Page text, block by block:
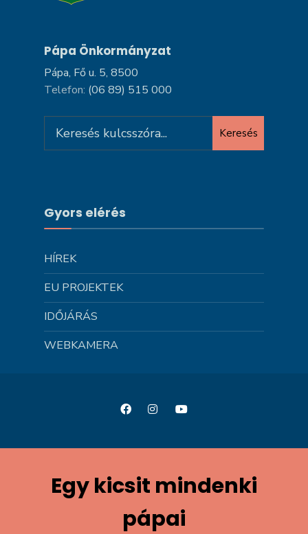
Pápa Önkormányzat
Pápa, Fő u. 5, 8500
Telefon: (06 89) 515 000
for:
Keresés
Gyors elérés
HÍREK
EU PROJEKTEK
IDŐJÁRÁS
WEBKAMERA
Egy kicsit mindenki
pápai